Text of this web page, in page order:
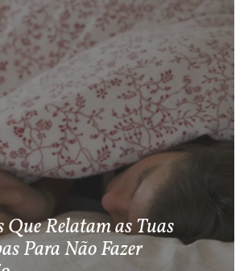
Que Relatam as Tuas
Para Não Fazer